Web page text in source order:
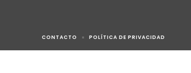
CONTACTO POLÍTICA DE PRIVACIDAD